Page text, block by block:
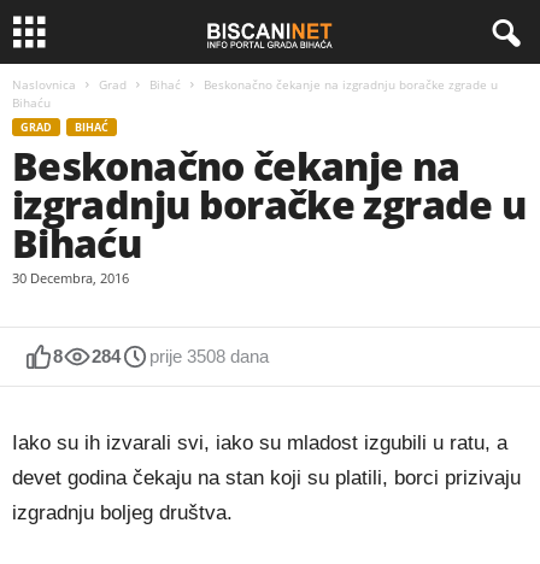
Naslovnica Grad Bihać
Beskonačno čekanje na izgradnju boračke zgrade u
Bihaću
GRAD BIHAĆ
Beskonačno čekanje na
izgradnju boračke zgrade u
Bihaću
30 Decembra, 2016
8 284 prije 3508 dana
Iako su ih izvarali svi, iako su mladost izgubili u ratu, a
devet godina čekaju na stan koji su platili, borci prizivaju
izgradnju boljeg društva.